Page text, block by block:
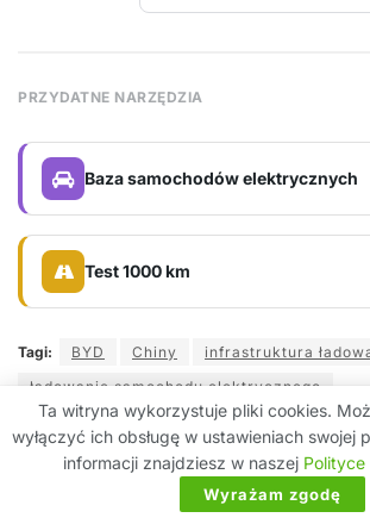
PRZYDATNE NARZĘDZIA
Baza samochodów elektrycznych
Test 1000 km
Tagi: BYD Chiny
infrastruktura
ładowanie samochodu elektrycznego
megawatt charging system
szybkie
Ta witryna wykorzystuje pliki cookies.
wyłączyć ich obsługę w ustawieniach swojej
informacji znajdziesz w naszej
Wyrażam zgodę